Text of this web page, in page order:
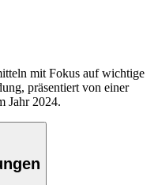
mit Fokus auf wichtige
präsentiert von einer
Jahr 2024.